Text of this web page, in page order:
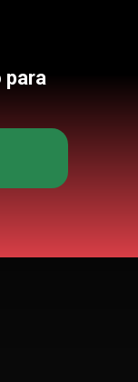
para